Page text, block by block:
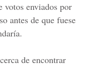
votos enviados por
antes de que fuese
de encontrar